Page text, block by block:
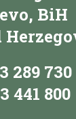
BiH
289 730
441 800